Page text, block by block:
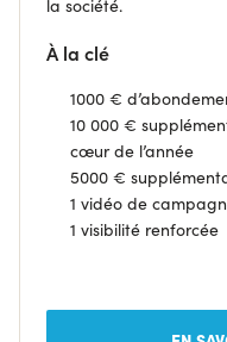
la société.
À la clé
1000 €
10 000 €
cœur de l’année
5000 €
1 vidéo de
1 visibilité renforcée